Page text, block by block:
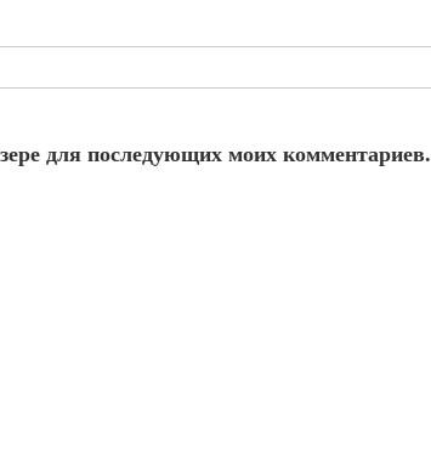
для последующих моих комментариев.